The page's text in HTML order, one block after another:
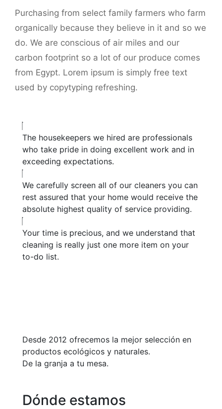
Purchasing from select family farmers who farm
organically because they believe in it and so we
do. We are conscious of air miles and our
carbon footprint so a lot of our produce comes
from Egypt. Lorem ipsum is simply free text
used by copytyping refreshing.
The housekeepers we hired are professionals
who take pride in doing excellent work and in
exceeding expectations.
We carefully screen all of our cleaners you can
rest assured that your home would receive the
absolute highest quality of service providing.
Your time is precious, and we understand that
cleaning is really just one more item on your
to-do list.
Desde 2012 ofrecemos la mejor selección en
productos ecológicos y naturales.
De la granja a tu mesa.
Dónde estamos